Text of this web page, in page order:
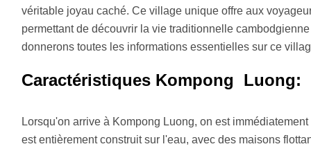
véritable joyau caché. Ce village unique offre aux
permettant de découvrir la vie traditionnelle
donnerons toutes les informations essentielles sur ce
Caractéristiques Kompong Luong:
Lorsqu'on arrive à Kompong Luong, on est
est entièrement construit sur l'eau, avec des maisons